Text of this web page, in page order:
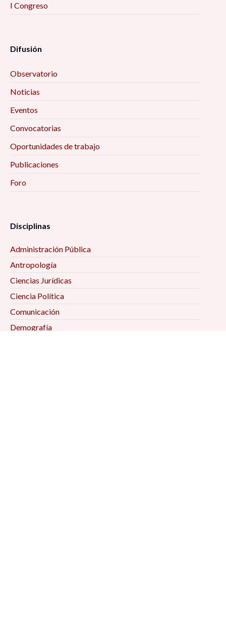
I Congreso
Difusión
Observatorio
Noticias
Eventos
Convocatorias
Oportunidades de trabajo
Publicaciones
Foro
Disciplinas
Administración Pública
Antropología
Ciencias Jurídicas
Ciencia Política
Comunicación
Demografía